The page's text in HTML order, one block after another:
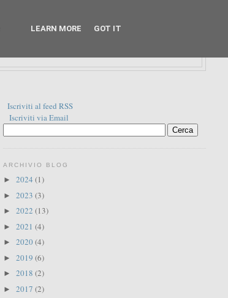
Iscriviti al feed RSS
Iscriviti via Email
ARCHIVIO BLOG
► 2024 (1)
► 2023 (3)
► 2022 (13)
► 2021 (4)
► 2020 (4)
► 2019 (6)
► 2018 (2)
► 2017 (2)
LEARN MORE GOT IT